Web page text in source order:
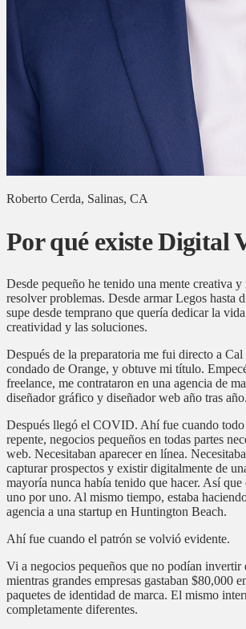
Roberto Cerda, Salinas, CA
Por qué existe Digital
Desde pequeño he tenido una mente creativa y
resolver problemas. Desde armar Legos hasta
supe desde temprano que quería dedicar la
creatividad y las soluciones.
Después de la preparatoria me fui directo a
condado de Orange, y obtuve mi título.
freelance, me contrataron en una agencia de
diseñador gráfico y diseñador web año tras año.
Después llegó el COVID. Ahí fue cuando todo
repente, negocios pequeños en todas partes
web. Necesitaban aparecer en línea.
capturar prospectos y existir digitalmente de
mayoría nunca había tenido que hacer. Así que
uno por uno. Al mismo tiempo, estaba
agencia a una startup en Huntington Beach.
Ahí fue cuando el patrón se volvió evidente.
Vi a negocios pequeños que no podían invertir
mientras grandes empresas gastaban $80,000
paquetes de identidad de marca. El mismo
completamente diferentes.